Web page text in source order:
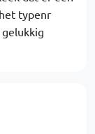
typenr